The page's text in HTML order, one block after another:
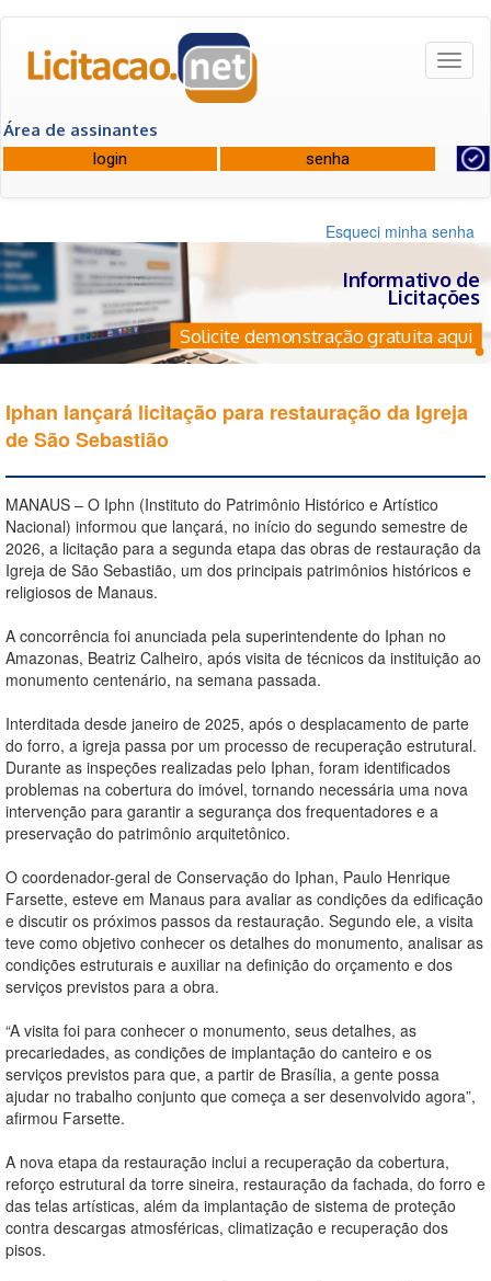
Área de assinantes
Esqueci minha senha
Informativo de
Licitações
Solicite demonstração gratuita aqui
Iphan lançará licitação para restauração da Igreja
de São Sebastião
MANAUS – O Iphn (Instituto do Patrimônio Histórico e Artístico
Nacional) informou que lançará, no início do segundo semestre de
2026, a licitação para a segunda etapa das obras de restauração da
Igreja de São Sebastião, um dos principais patrimônios históricos e
religiosos de Manaus.
A concorrência foi anunciada pela superintendente do Iphan no
Amazonas, Beatriz Calheiro, após visita de técnicos da instituição ao
monumento centenário, na semana passada.
Interditada desde janeiro de 2025, após o desplacamento de parte
do forro, a igreja passa por um processo de recuperação estrutural.
Durante as inspeções realizadas pelo Iphan, foram identificados
problemas na cobertura do imóvel, tornando necessária uma nova
intervenção para garantir a segurança dos frequentadores e a
preservação do patrimônio arquitetônico.
O coordenador-geral de Conservação do Iphan, Paulo Henrique
Farsette, esteve em Manaus para avaliar as condições da edificação
e discutir os próximos passos da restauração. Segundo ele, a visita
teve como objetivo conhecer os detalhes do monumento, analisar as
condições estruturais e auxiliar na definição do orçamento e dos
serviços previstos para a obra.
“A visita foi para conhecer o monumento, seus detalhes, as
precariedades, as condições de implantação do canteiro e os
serviços previstos para que, a partir de Brasília, a gente possa
ajudar no trabalho conjunto que começa a ser desenvolvido agora”,
afirmou Farsette.
A nova etapa da restauração inclui a recuperação da cobertura,
reforço estrutural da torre sineira, restauração da fachada, do forro e
das telas artísticas, além da implantação de sistema de proteção
contra descargas atmosféricas, climatização e recuperação dos
pisos.